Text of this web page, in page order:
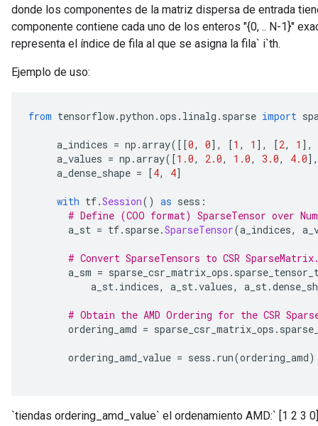
donde los componentes de la matriz dispersa de entrada
componente contiene cada uno de los enteros "{0, .. N-1}"
representa el índice de fila al que se asigna la fila` i`th.
Ejemplo de uso:
from tensorflow.python .ops . linalg . sparse import
a_indices = np .array([[0, 0], [1 , 1 ], [2, 1 ],
a_values = np .array([1.0, 2.0, 1.0, 3.0, 4.0],
a_dense_shape = [4, 4]
with tf.Session() as sess :
# Define (COO format) SparseTensor over
a_st = tf. sparse.SparseTensor(a_indices,
# Convert SparseTensors to CSR
a_sm = sparse_csr_matrix_ops .
a_st . indices, a_st .values, a_st .
# Obtain the AMD Ordering for the CSR
ordering_amd = sparse_csr_matrix_ops .
ordering_amd_value = sess . run(ordering_amd)
`tiendas ordering_amd_value` el ordenamiento AMD:` [1 2 3